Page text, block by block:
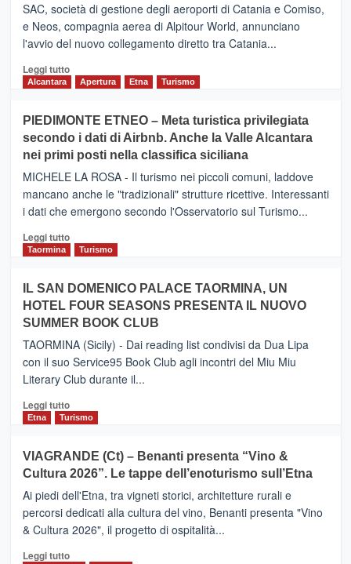
SAC, società di gestione degli aeroporti di Catania e Comiso,
e Neos, compagnia aerea di Alpitour World, annunciano
l'avvio del nuovo collegamento diretto tra Catania...
Leggi tuttoLeggi
CATANIA
–
Inaugurato
il
nuovo
collegamento
tra
e
Zanzibar
da
Neos
Alcantara Apertura Etna Turismo
PIEDIMONTE ETNEO – Meta turistica privilegiata
secondo i dati di Airbnb. Anche la Valle Alcantara
nei primi posti nella classifica siciliana
MICHELE LA ROSA - Il turismo nei piccoli comuni, laddove
mancano anche le "tradizionali" strutture ricettive. Interessanti
i dati che emergono secondo l'Osservatorio sul Turismo...
Leggi tuttoLeggi
PIEDIMONTE
ETNEO
–
Meta
turistica
privilegiata
secondo
dati
di
Anche
la
Alcantara
nei
primi
Taormina Turismo
IL SAN DOMENICO PALACE TAORMINA, UN
HOTEL FOUR SEASONS PRESENTA IL NUOVO
SUMMER BOOK CLUB
TAORMINA (Sicily) - Dai reading list condivisi da Dua Lipa
con il suo Service95 Book Club agli incontri del Miu Miu
Literary Club durante il...
Leggi tuttoLeggi
di
IL
SAN
DOMENICO
PALACE
TAORMINA,
UN
HOTEL
Etna Turismo
VIAGRANDE (Ct) – Benanti presenta “Vino &
Cultura 2026”. Le tappe dell’enoturismo sull’Etna
Ai piedi dell'Etna, tra vigneti storici, architetture rurali e
percorsi dedicati alla cultura del vino, Benanti presenta "Vino
& Cultura 2026", il progetto di ospitalità...
Leggi tuttoLeggi